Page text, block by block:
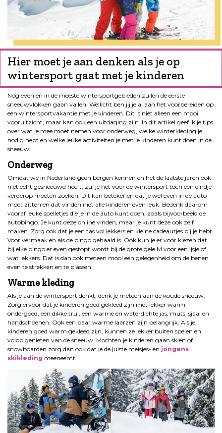
Hier moet je aan denken als je op
wintersport gaat met je kinderen
Nog even en in de meeste wintersportgebieden zullen de eerste
sneeuwvlokken gaan vallen. Wellicht ben jij je al aan het voorbereiden op
een wintersportvakantie met je kinderen. Dit is niet alleen een mooi
vooruitzicht, maar kan ook een uitdaging zijn. In dit artikel geef ik je tips
over wat je mee moet nemen voor onderweg, welke winterkleding je
nodig hebt en welke leuke activiteiten je met je kinderen kunt doen in de
sneeuw.
Onderweg
Omdat we in Nederland geen bergen kennen en het de laatste jaren ook
niet echt gesneeuwd heeft, zul je het voor de wintersport toch een eindje
verderop moeten zoeken. Dit kan betekenen dat je wel even in de auto
moet zitten en dat vinden niet alle kinderen even leuk. Bedenk daarom
vooraf leuke spelletjes die je in de auto kunt doen, zoals bijvoorbeeld de
autobingo. Je kunt deze online vinden, maar je kunt deze ook zelf
maken. Zorg ook dat je een tas vol lekkers en kleine cadeautjes bij je hebt.
Voor vermaak en als de bingo gehaald is. Ook kun je er voor kiezen dat
bij elke bingo er even gestopt wordt bij de grote gele M voor een ijsje of
wat lekkers. Dat is dan ook meteen mooi een gelegenheid om de benen
even te strekken en te plassen.
Warme kleding
Als je aan de wintersport denkt, denk je meteen aan de koude sneeuw.
Zorg ervoor dat je kinderen goed gekleed zijn met lekker warm
ondergoed, een dikke trui, een warme en waterdichte jas, muts, sjaal en
handschoenen. Ook een paar warme laarzen zijn belangrijk. Als je
kinderen goed warm gekleed zijn, kunnen ze lekker buiten spelen en
volop genieten van de sneeuw. Mochten je kinderen gaan skiën of
snowboarden zorg dan ook dat je de juiste meisjes- en jongens
skikleding meeneemt.